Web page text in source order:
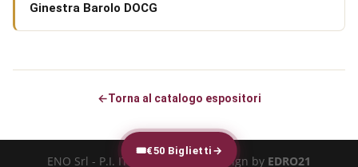
Ginestra Barolo DOCG
←Torna al catalogo espositori
ENO Srl - P.I. IT-02616540973 - design by EDRO21
🎟€50 Biglietti →